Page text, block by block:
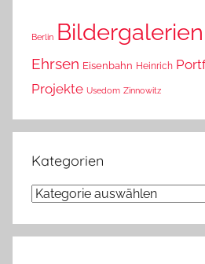
Berlin Bildergalerien
Ehrsen Eisenbahn Heinrich
Projekte Usedom Zinnowitz
Kategorien
Kategorien